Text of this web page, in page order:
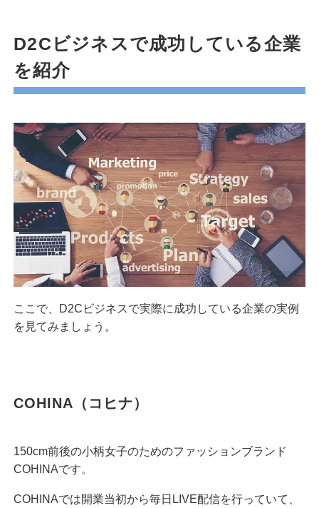
D2Cビジネスで成功している企業
を紹介
ここで、D2Cビジネスで実際に成功している企業の実例
を見てみましょう。
COHINA（コヒナ）
150cm前後の小柄女子のためのファッションブランド
COHINAです。
COHINAでは開業当初から毎日LIVE配信を行っていて、